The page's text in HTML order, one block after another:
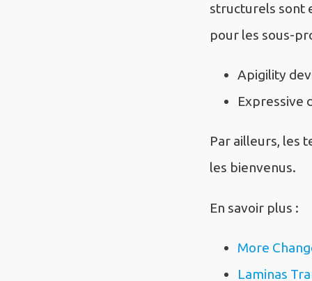
structurels sont
pour les sous-
Apigility
Expressive
Par ailleurs, les
les bienvenus.
En savoir plus :
More
Laminas